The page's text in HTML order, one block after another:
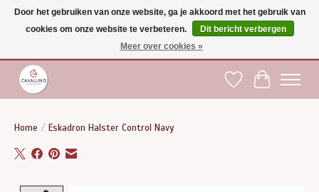
Gratis verzending vanaf €75 binnen BE - vanaf €100 naar EU | Voor 17:00 besteld is
dezelfde dag verzonden | Klantendienst: +32 (0)51 21 27 00 |
Verlanglijst
Home / Eskadron Halster Control Navy
Door het gebruiken van onze website, ga je akkoord met het gebruik van
cookies om onze website te verbeteren.
Dit bericht verbergen
Meer over cookies »